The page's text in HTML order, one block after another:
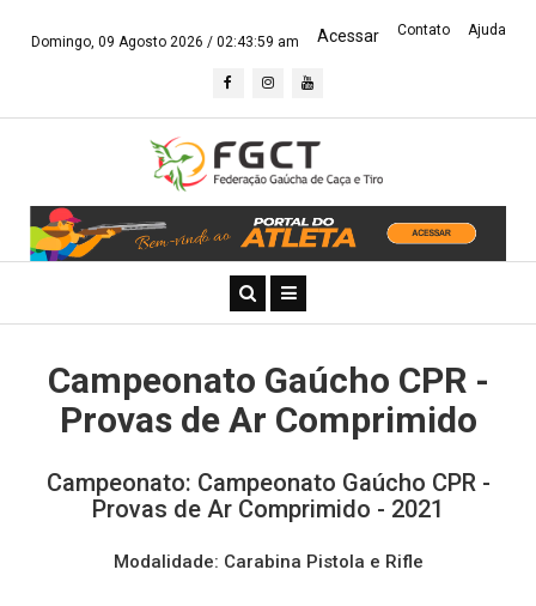
Domingo, 09 Agosto 2026 / 02:44:00 am Acessar Contato Ajuda
Campeonato Gaúcho CPR -
Provas de Ar Comprimido
Campeonato: Campeonato Gaúcho CPR -
Provas de Ar Comprimido - 2021
Modalidade: Carabina Pistola e Rifle